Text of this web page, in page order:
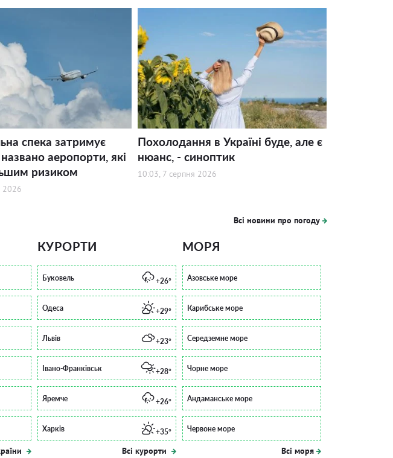
спека затримує
аеропорти, які
ризиком
2026
Похолодання в Україні буде, але є
нюанс, - синоптик
10:03, 7 серпня 2026
Всі новини про погоду
КУРОРТИ
Буковель +26°
Одеса +29°
Львів +23°
Івано-Франківськ +28°
Яремче +26°
Харків +35°
Всі курорти
МОРЯ
Азовське море
Карибське море
Середземне море
Чорне море
Андаманське море
Червоне море
Всі моря